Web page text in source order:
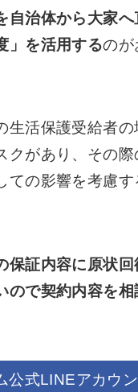
自治体から大家へ
」を活用するのが
生活保護受給者
クがあり、その
ての影響を考慮す
保証内容に原状回
ので契約内容を相
公式LINEアカウ